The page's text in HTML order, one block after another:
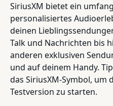
SiriusXM bietet ein
personalisiertes
deinen
Talk und Nachrichten bis
anderen exklusiven
und auf deinem Handy.
das SiriusXM-Symbol, um
Testversion zu starten.